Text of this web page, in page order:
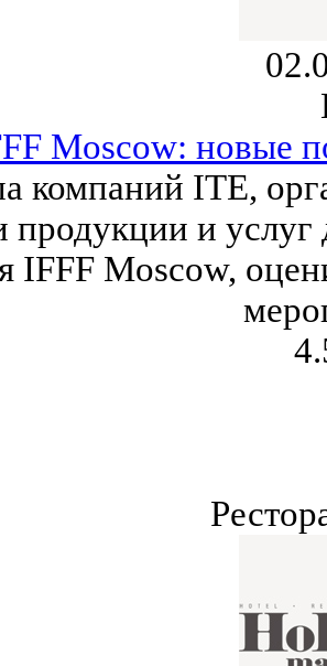
Moscow: новые
компаний ITE,
продукции и
IFFF Moscow,